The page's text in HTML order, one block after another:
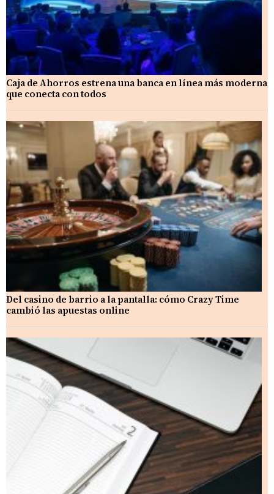
Caja de Ahorros estrena una banca en línea más moderna
que conecta con todos
Del casino de barrio a la pantalla: cómo Crazy Time
cambió las apuestas online